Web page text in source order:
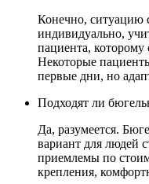
Конечно, ситуацию
индивидуально,
пациента, которому
Некоторые
первые дни, но
Подходят ли
Да, разумеется.
вариант для людей
приемлемы по
крепления,